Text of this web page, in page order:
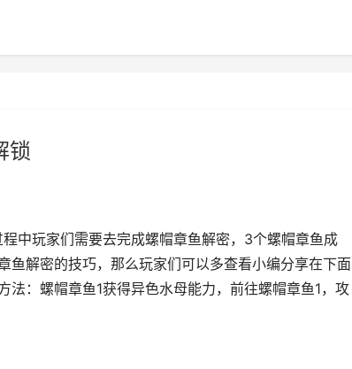
锁
中玩家们需要去完成螺帽章鱼解密，3个螺帽章鱼成
鱼解密的技巧，那么玩家们可以多查看小编分享在下面
：螺帽章鱼1获得异色水母能力，前往螺帽章鱼1，攻